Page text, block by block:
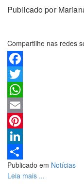
Publicado por
Compartilhe nas redes
Facebook
Twitter
WhatsApp
Email
Pinterest
LinkedIn
Share
Publicado em Notícias
Leia mais ...